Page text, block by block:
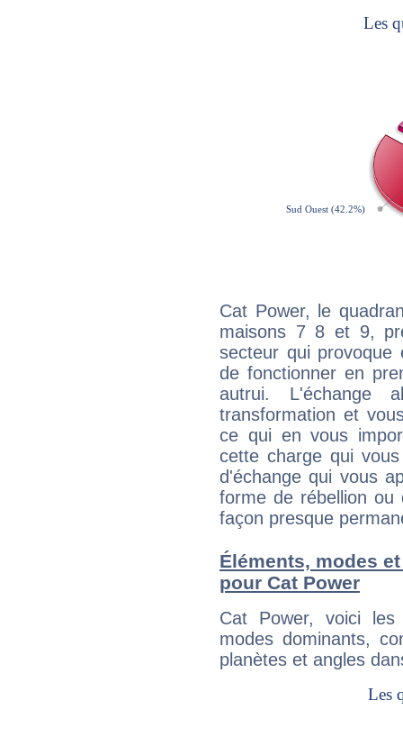
Cat Power, le
maisons 7 8 et 9,
secteur qui provoque
de fonctionner en
autrui. L'échange
transformation et
ce qui en vous
cette charge qui
d'échange qui vous
forme de rébellion ou
façon presque
Éléments, modes
pour Cat Power
Cat Power, voici
modes dominants,
planètes et angles